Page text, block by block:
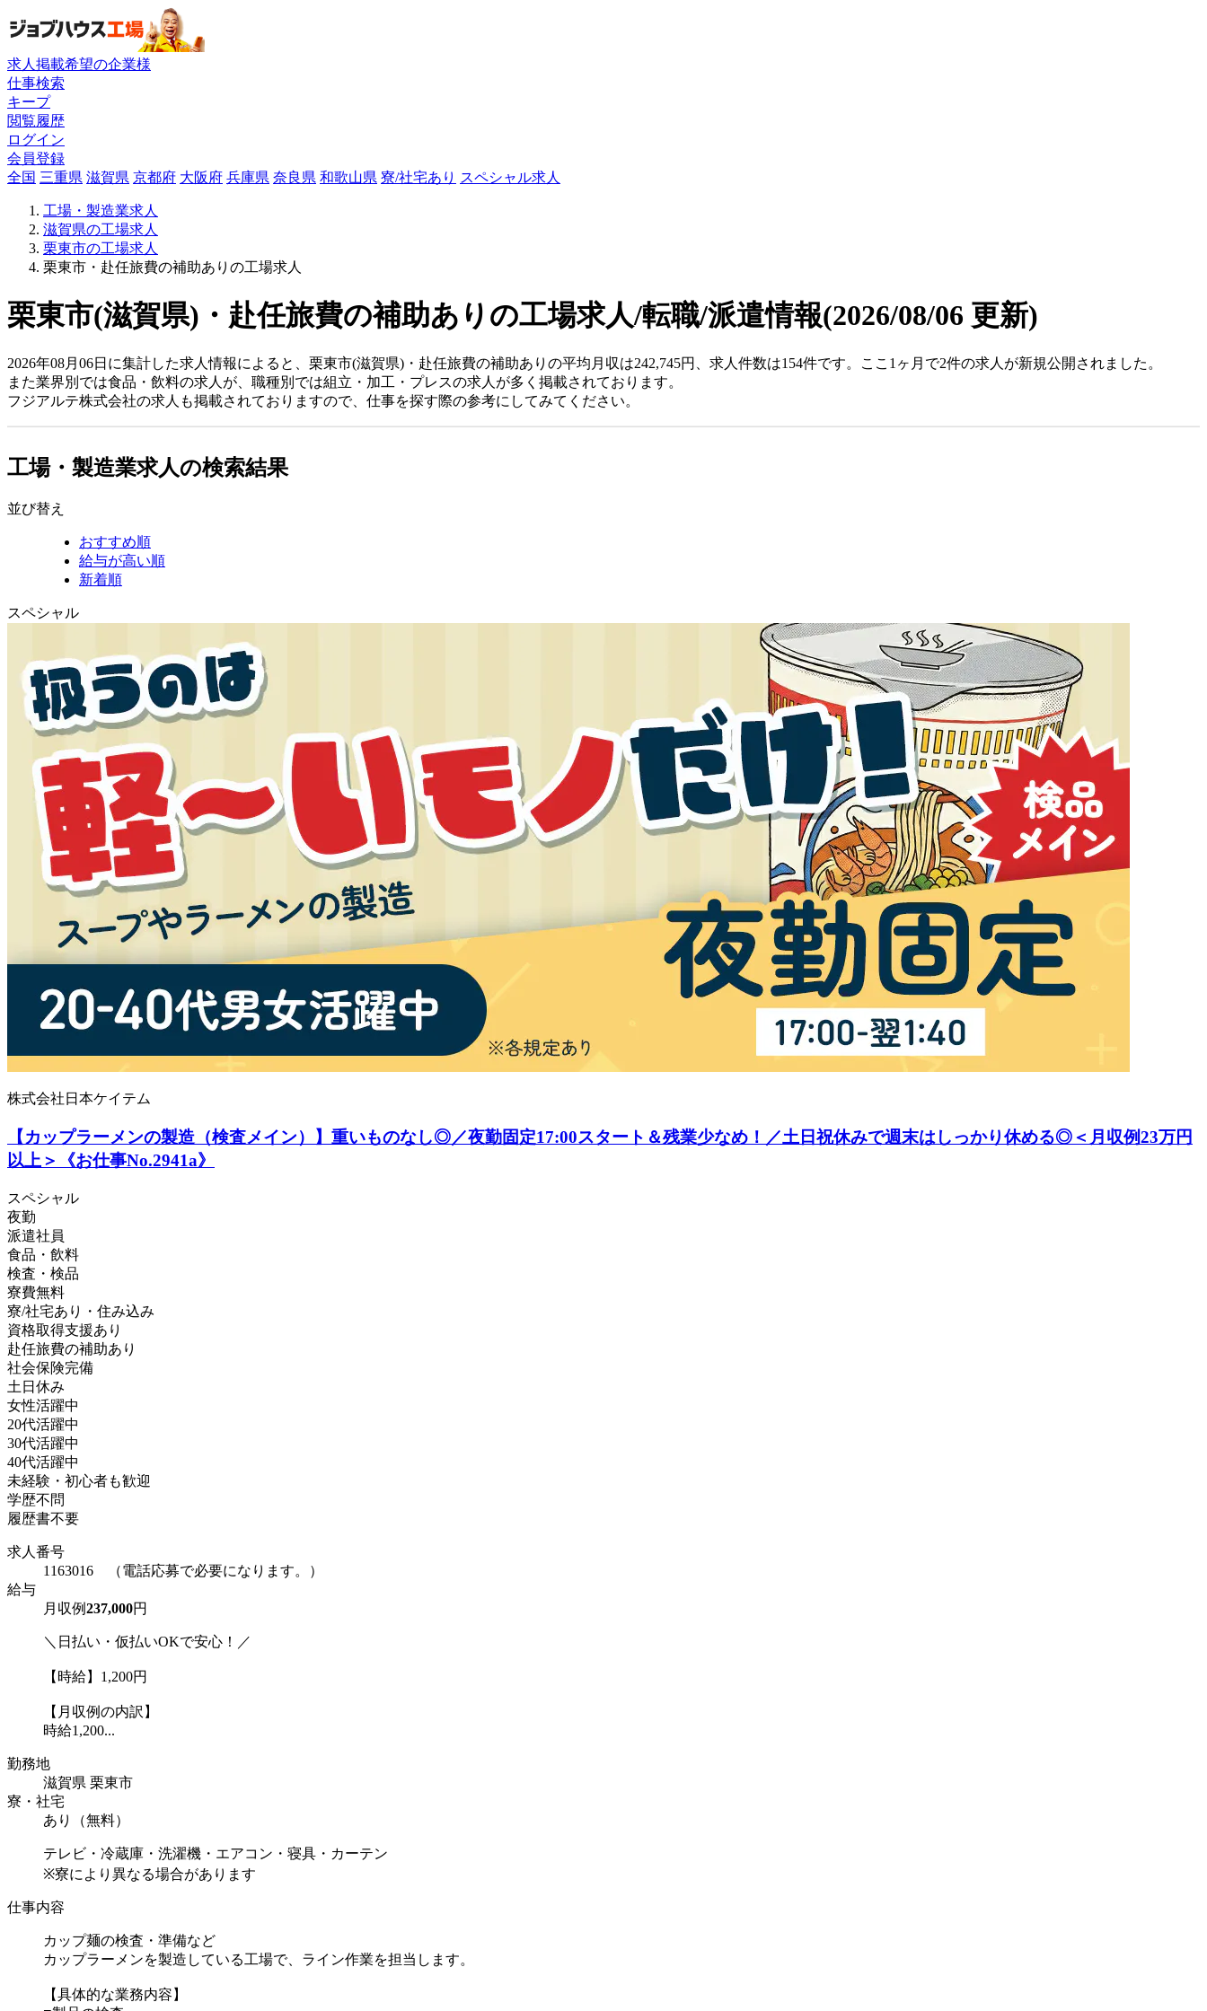
求人掲載希望の企業様
仕事検索
キープ
閲覧履歴
ログイン
会員登録
全国 三重県 滋賀県 京都府 大阪府 兵庫県 奈良県 和歌山県 寮/社宅あり スペシャル求人
工場・製造業求人
滋賀県の工場求人
栗東市の工場求人
栗東市・赴任旅費の補助ありの工場求人
栗東市(滋賀県)・赴任旅費の補助ありの工場求人/転職/派遣情報(2026/08/06 更新)
2026年08月06日に集計した求人情報によると、栗東市(滋賀県)・赴任旅費の補助ありの平均月収は242,745円、求人件数は154件です。ここ1ヶ月で2件の求人が新規公開されました。
また業界別では食品・飲料の求人が、職種別では組立・加工・プレスの求人が多く掲載されております。
フジアルテ株式会社の求人も掲載されておりますので、仕事を探す際の参考にしてみてください。
工場・製造業求人の検索結果
並び替え
おすすめ順
給与が高い順
新着順
スペシャル
株式会社日本ケイテム
【カップラーメンの製造（検査メイン）】重いものなし◎／夜勤固定17:00スタート＆残業少なめ！／土日祝休みで週末はしっかり休める◎＜月収例23万円
以上＞《お仕事No.2941a》
スペシャル
夜勤
派遣社員
食品・飲料
検査・検品
寮費無料
寮/社宅あり・住み込み
資格取得支援あり
赴任旅費の補助あり
社会保険完備
土日休み
女性活躍中
20代活躍中
30代活躍中
40代活躍中
未経験・初心者も歓迎
学歴不問
履歴書不要
求人番号
1163016 （電話応募で必要になります。）
給与
月収例237,000円
＼日払い・仮払いOKで安心！／
【時給】1,200円
【月収例の内訳】
時給1,200...
勤務地
滋賀県 栗東市
寮・社宅
あり（無料）
テレビ・冷蔵庫・洗濯機・エアコン・寝具・カーテン
※寮により異なる場合があります
仕事内容
カップ麺の検査・準備など
カップラーメンを製造している工場で、ライン作業を担当します。
【具体的な業務内容】